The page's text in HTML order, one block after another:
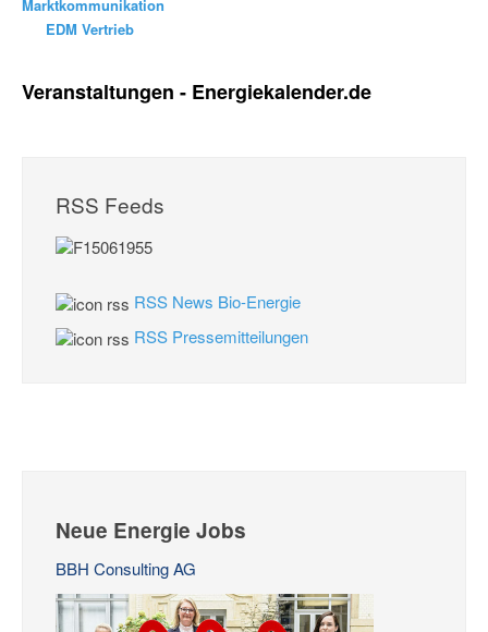
Marktkommunikation
EDM Vertrieb
Veranstaltungen - Energiekalender.de
RSS Feeds
RSS News Bio-Energie
RSS Pressemitteilungen
Neue Energie Jobs
BBH Consulting AG